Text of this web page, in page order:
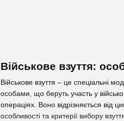
Військове взуття:
Військове взуття – це спеціальні
особами, що беруть участь у
операціях. Воно відрізняється від
особливості та критерії вибору